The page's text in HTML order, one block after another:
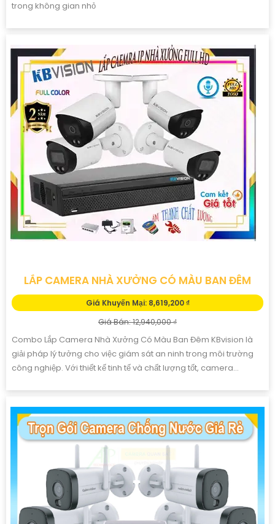
trong không gian nhỏ
LẮP CAMERA NHÀ XƯỞNG CÓ MÀU BAN ĐÊM
Giá Khuyến Mại: 8,619,200 ₫
Giá Bán: 12,940,000 ₫
Combo Lắp Camera Nhà Xưởng Có Màu Ban Đêm KBvision là
giải pháp lý tưởng cho việc giám sát an ninh trong môi trường
công nghiệp. Với thiết kế tinh tế và chất lượng tốt, camera...